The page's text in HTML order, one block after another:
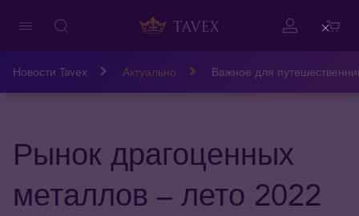
Новости Tavex Актуально Важное для
Рынок драгоценных
металлов – лето 2022
Close